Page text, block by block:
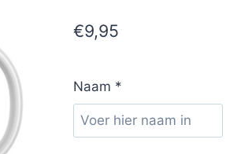
€9,95
Naam *